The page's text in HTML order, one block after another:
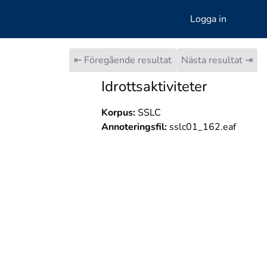
Logga in
⇤ Föregående resultat Nästa resultat ⇥
Idrottsaktiviteter
Korpus:SSLC
Annoteringsfil:sslc01_162.eaf